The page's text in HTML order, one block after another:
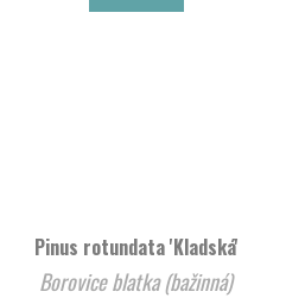
Pinus rotundata 'Kladská'
Borovice blatka (bažinná)